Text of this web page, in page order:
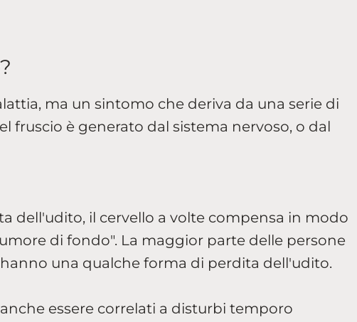
ma un sintomo che deriva da una serie di
fruscio è generato dal sistema nervoso, o dal
dell'udito, il cervello a volte compensa in modo
di fondo". La maggior parte delle persone
una qualche forma di perdita dell'udito.
essere correlati a disturbi temporo